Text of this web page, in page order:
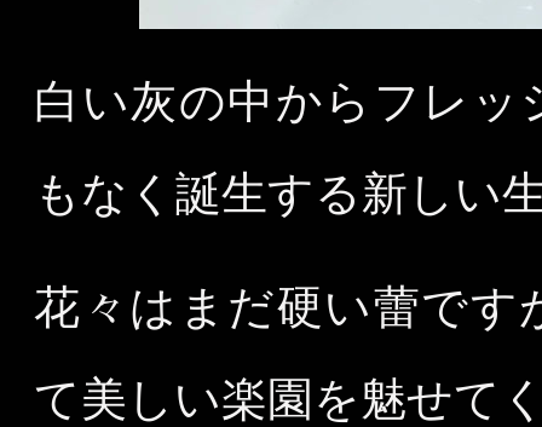
白い灰の中からフレ
もなく誕生する新しい
花々はまだ硬い蕾です
て美しい楽園を魅せて